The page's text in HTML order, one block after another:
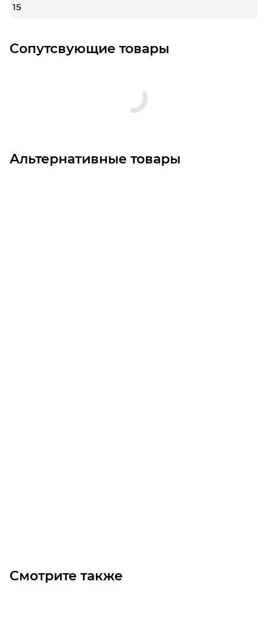
15
Сопутсвующие товары
Альтернативные товары
Смотрите также